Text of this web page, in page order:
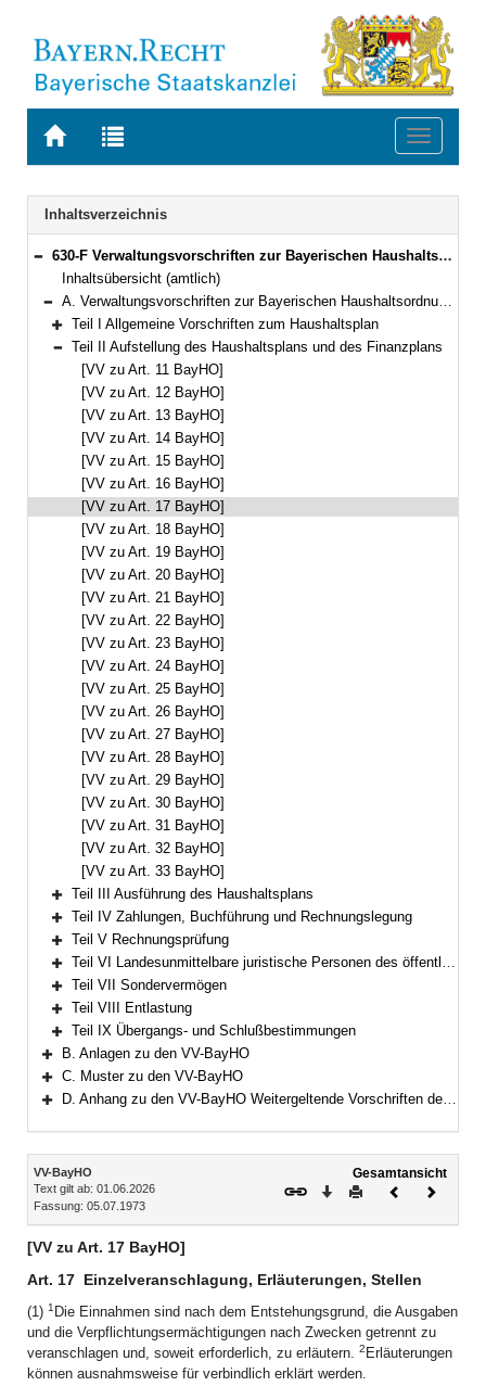
Zur
BAYERN.RECHT
Zur
letzten
Suche
Toggle
Navigation
Inhaltsverzeichnis
Bereich reduzieren
630-F Verwaltungsvorschriften zur Bayerischen Haushaltsordnung (VV-BayHO) Bekanntmachung des Bayerischen Staatsministeriums der Finanzen vom 5. Juli 1973, Az. 11 - H 1008/1 - 34 646 (FMBl. S. 259)
Inhaltsübersicht (amtlich)
Bereich reduzieren
A. Verwaltungsvorschriften zur Bayerischen Haushaltsordnung (VV-BayHO)
Bereich erweitern
Teil I Allgemeine Vorschriften zum Haushaltsplan
Bereich reduzieren
Teil II Aufstellung des Haushaltsplans und des Finanzplans
[VV zu Art. 11 BayHO]
[VV zu Art. 12 BayHO]
[VV zu Art. 13 BayHO]
[VV zu Art. 14 BayHO]
[VV zu Art. 15 BayHO]
[VV zu Art. 16 BayHO]
[VV zu Art. 17 BayHO]
[VV zu Art. 18 BayHO]
[VV zu Art. 19 BayHO]
[VV zu Art. 20 BayHO]
[VV zu Art. 21 BayHO]
[VV zu Art. 22 BayHO]
[VV zu Art. 23 BayHO]
[VV zu Art. 24 BayHO]
[VV zu Art. 25 BayHO]
[VV zu Art. 26 BayHO]
[VV zu Art. 27 BayHO]
[VV zu Art. 28 BayHO]
[VV zu Art. 29 BayHO]
[VV zu Art. 30 BayHO]
[VV zu Art. 31 BayHO]
[VV zu Art. 32 BayHO]
[VV zu Art. 33 BayHO]
Bereich erweitern
Teil III Ausführung des Haushaltsplans
Bereich erweitern
Teil IV Zahlungen, Buchführung und Rechnungslegung
Bereich erweitern
Teil V Rechnungsprüfung
Bereich erweitern
Teil VI Landesunmittelbare juristische Personen des öffentlichen Rechts
Bereich erweitern
Teil VII Sondervermögen
Bereich erweitern
Teil VIII Entlastung
Bereich erweitern
Teil IX Übergangs- und Schlußbestimmungen
Bereich erweitern
B. Anlagen zu den VV-BayHO
Bereich erweitern
C. Muster zu den VV-BayHO
D. Anhang zu den VV-BayHO Weitergeltende Vorschriften der RWB
Inhalt
VV-BayHO
Text gilt ab: 01.06.2026
Fassung: 05.07.1973
Gesamtansicht
Download
DruckenVorheriges
[VV zu Art. 17 BayHO]
Art. 17 Einzelveranschlagung, Erläuterungen, Stellen
(1) 1 Die Einnahmen sind nach dem Entstehungsgrund, die Ausgaben
und die Verpflichtungsermächtigungen nach Zwecken getrennt zu
veranschlagen und, soweit erforderlich, zu erläutern. 2 Erläuterungen
können ausnahmsweise für verbindlich erklärt werden.